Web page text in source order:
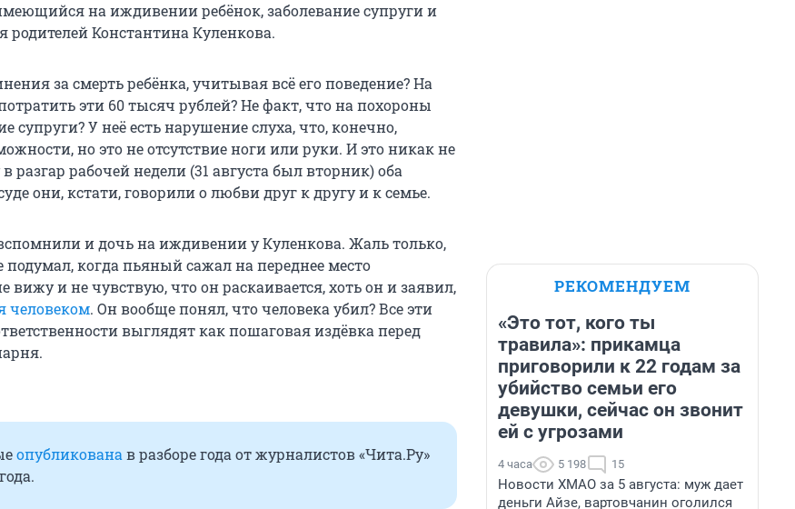
на иждивении ребёнок, заболевание супруги и
родителей Константина Куленкова.
за смерть ребёнка, учитывая всё его поведение? На
эти 60 тысяч рублей? Не факт, что на похороны
супруги? У неё есть нарушение слуха, что, конечно,
но это не отсутствие ноги или руки. И это никак не
разгар рабочей недели (31 августа был вторник) оба
они, кстати, говорили о любви друг к другу и к семье.
и дочь на иждивении у Куленкова. Жаль только,
подумал, когда пьяный сажал на переднее место
вижу и не чувствую, что он раскаивается, хоть он и заявил,
человеком. Он вообще понял, что человека убил? Все эти
выглядят как пошаговая издёвка перед
опубликована в разборе года от журналистов «Чита.Ру»
РЕКОМЕНДУЕМ
«Это тот, кого ты
травила»: прикамца
приговорили к 22 годам за
убийство семьи его
девушки, сейчас он звонит
ей с угрозами
4 часа 5 198 15
Новости ХМАО за 5 августа: муж дает
деньги Айзе, вартовчанин оголился